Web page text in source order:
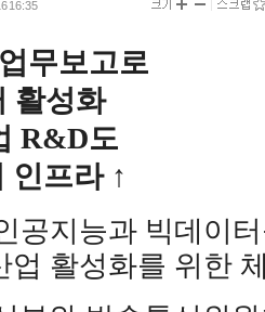
16:35
무보고로
활성화
R&D도
인프라 ↑
공지능과 빅데이
업 활성화를 위한